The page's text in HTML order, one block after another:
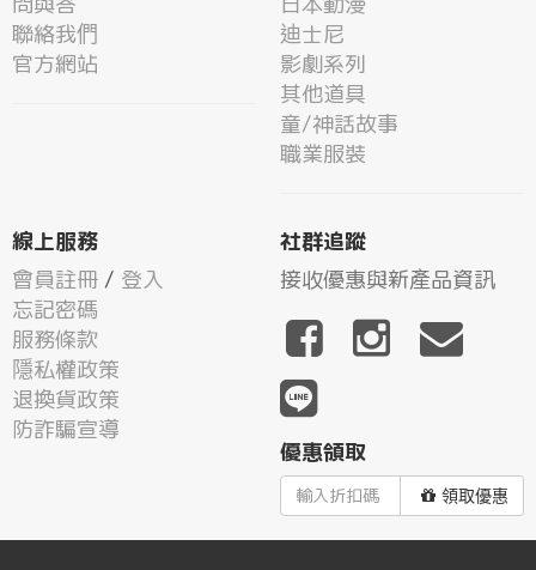
聯絡我們
官方網站
迪士尼
影劇系列
其他道具
童/神話故事
職業服裝
線上服務
會員註冊 / 登入
忘記密碼
服務條款
隱私權政策
退換貨政策
防詐騙宣導
社群追蹤
接收優惠與新產品資訊
優惠領取
領取優惠